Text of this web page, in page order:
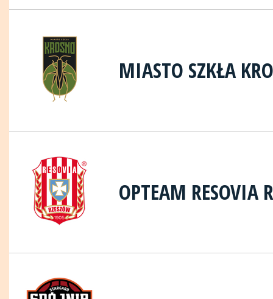
MIASTO SZKŁA
OPTEAM RESOVIA